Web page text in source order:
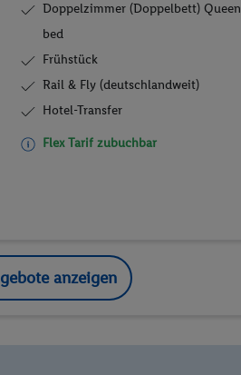
Doppelzimmer (Doppelbett) Queen
bed
Frühstück
Rail & Fly (deutschlandweit)
Hotel-Transfer
Flex Tarif zubuchbar
anzeigen